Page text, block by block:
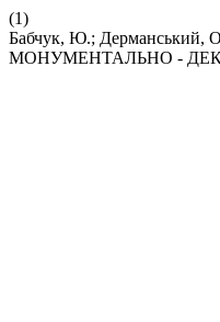
(1)
Бабчук, Ю.;
МОНУМЕНТАЛЬНО -